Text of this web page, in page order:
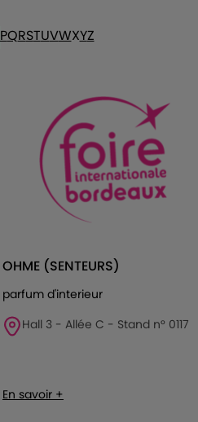
PQRSTUVWXYZ
OHME (SENTEURS)
parfum d'interieur
Hall 3 - Allée C - Stand n° 0117
En savoir +